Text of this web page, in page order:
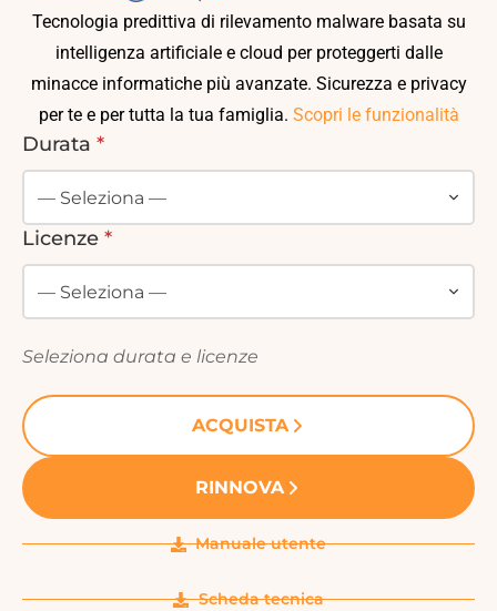
Tecnologia predittiva di rilevamento malware basata su
intelligenza artificiale e cloud per proteggerti dalle
minacce informatiche più avanzate. Sicurezza e privacy
per te e per tutta la tua famiglia. Scopri le funzionalità
Durata *
Licenze *
Seleziona durata e licenze
ACQUISTA
RINNOVA
Manuale utente
Scheda tecnica